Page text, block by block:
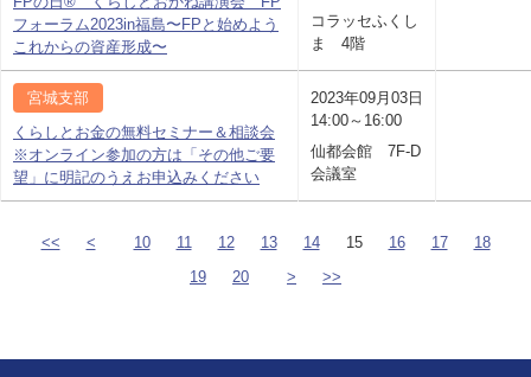
フォーラム2023in福島〜FPと始めよう
これからの資産形成〜
コラッセふくし
ま 4階
宮城支部
くらしとお金の無料セミナー＆相談会
※オンライン参加の方は「その他ご要
望」に明記のうえお申込みください
2023年09月03日
14:00～16:00
仙都会館 7F-D
会議室
<< < 10 11 12 13 14 15 16 17
18
19
20 > >>